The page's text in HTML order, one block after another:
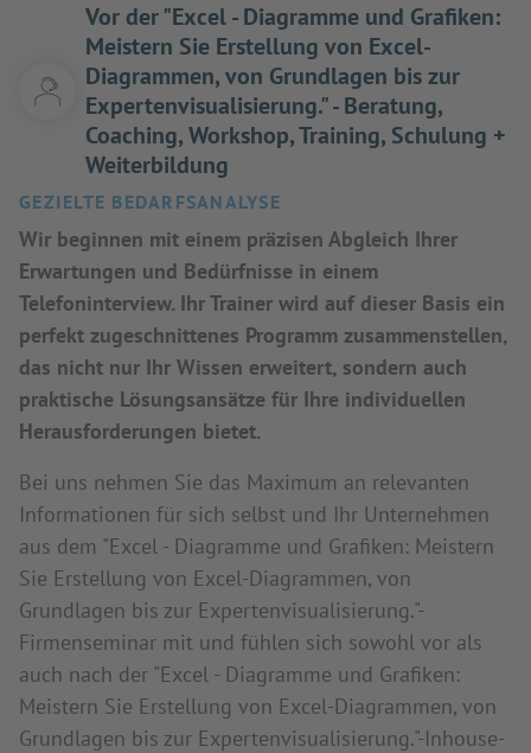
Vor der "Excel - Diagramme und Grafiken:
Meistern Sie Erstellung von Excel-
Diagrammen, von Grundlagen bis zur
Expertenvisualisierung." - Beratung,
Coaching, Workshop, Training, Schulung +
Weiterbildung
GEZIELTE BEDARFSANALYSE
Wir beginnen mit einem präzisen Abgleich Ihrer
Erwartungen und Bedürfnisse in einem
Telefoninterview. Ihr Trainer wird auf dieser Basis ein
perfekt zugeschnittenes Programm zusammenstellen,
das nicht nur Ihr Wissen erweitert, sondern auch
praktische Lösungsansätze für Ihre individuellen
Herausforderungen bietet.
Bei uns nehmen Sie das Maximum an relevanten
Informationen für sich selbst und Ihr Unternehmen
aus dem "Excel - Diagramme und Grafiken: Meistern
Sie Erstellung von Excel-Diagrammen, von
Grundlagen bis zur Expertenvisualisierung."-
Firmenseminar mit und fühlen sich sowohl vor als
auch nach der "Excel - Diagramme und Grafiken:
Meistern Sie Erstellung von Excel-Diagrammen, von
Grundlagen bis zur Expertenvisualisierung."-Inhouse-